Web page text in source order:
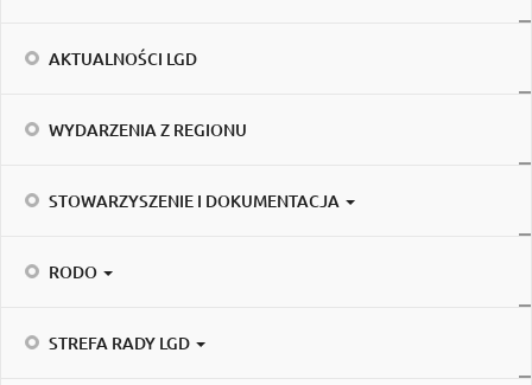
AKTUALNOŚCI LGD
WYDARZENIA Z REGIONU
STOWARZYSZENIE I DOKUMENTACJA
RODO
STREFA RADY LGD